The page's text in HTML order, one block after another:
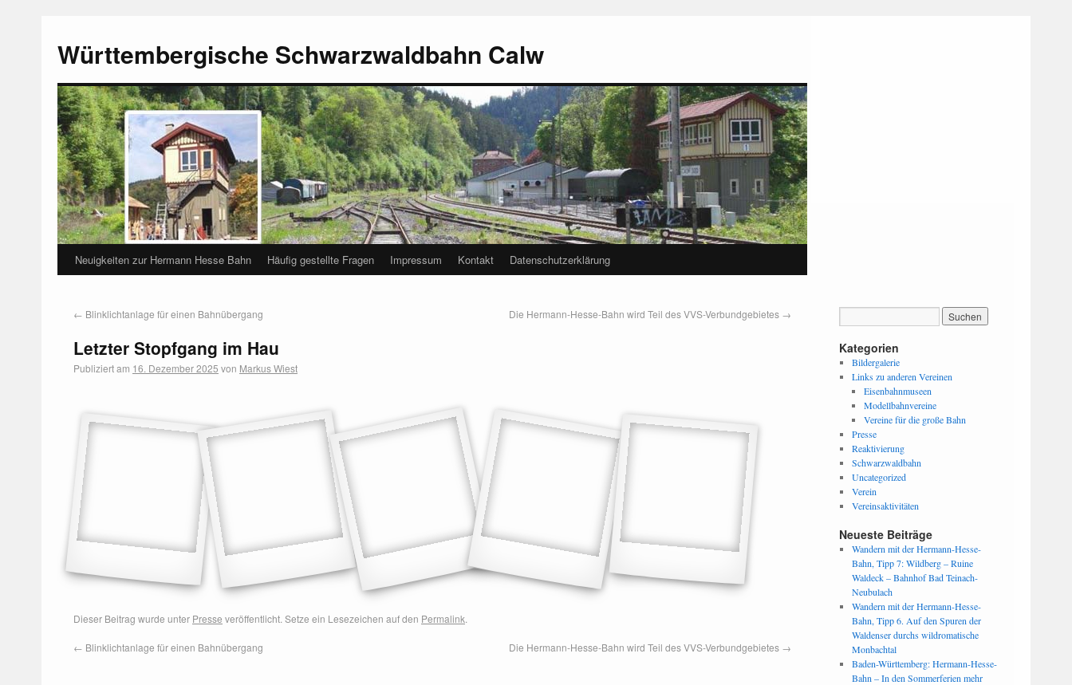
Württembergische Schwarzwaldbahn Calw
Neuigkeiten zur Hermann Hesse Bahn Häufig gestellte Fragen Impressum Kontakt Datenschutzerklärung
← Blinklichtanlage für einen Bahnübergang Die Hermann-Hesse-Bahn wird Teil des VVS-Verbundgebietes →
Letzter Stopfgang im Hau
Publiziert am 16. Dezember 2025 von Markus Wiest
Dieser Beitrag wurde unter Presse veröffentlicht. Setze ein Lesezeichen auf den Permalink.
← Blinklichtanlage für einen Bahnübergang Die Hermann-Hesse-Bahn wird Teil des VVS-Verbundgebietes →
Kategorien
Bildergalerie
Links zu anderen Vereinen
Eisenbahnmuseen
Modellbahnvereine
Vereine für die große Bahn
Presse
Reaktivierung
Schwarzwaldbahn
Uncategorized
Verein
Vereinsaktivitäten
Neueste Beiträge
Wandern mit der Hermann-Hesse-
Bahn, Tipp 7: Wildberg – Ruine
Waldeck – Bahnhof Bad Teinach-
Neubulach
Wandern mit der Hermann-Hesse-
Bahn, Tipp 6. Auf den Spuren der
Waldenser durchs wildromatische
Monbachtal
Baden-Württemberg: Hermann-Hesse-
Bahn – In den Sommerferien mehr